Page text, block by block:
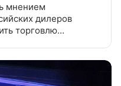
мнением
дилеров
торговлю